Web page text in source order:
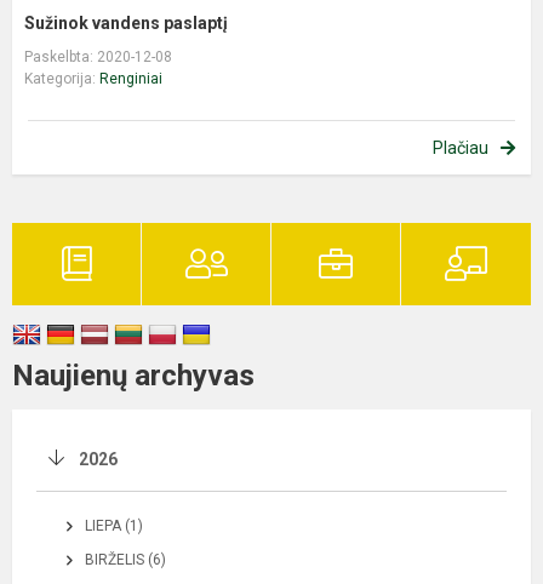
Sužinok vandens paslaptį
Paskelbta: 2020-12-08
Kategorija: Renginiai
Plačiau
Naujienų archyvas
2026
LIEPA (1)
BIRŽELIS (6)